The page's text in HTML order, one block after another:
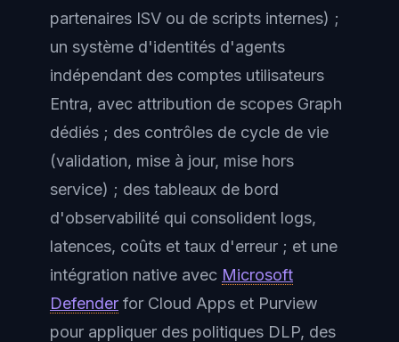
partenaires ISV ou de scripts internes) ;
un système d'identités d'agents
indépendant des comptes utilisateurs
Entra, avec attribution de scopes Graph
dédiés ; des contrôles de cycle de vie
(validation, mise à jour, mise hors
service) ; des tableaux de bord
d'observabilité qui consolident logs,
latences, coûts et taux d'erreur ; et une
intégration native avec Microsoft
Defender for Cloud Apps et Purview
pour appliquer des politiques DLP, des